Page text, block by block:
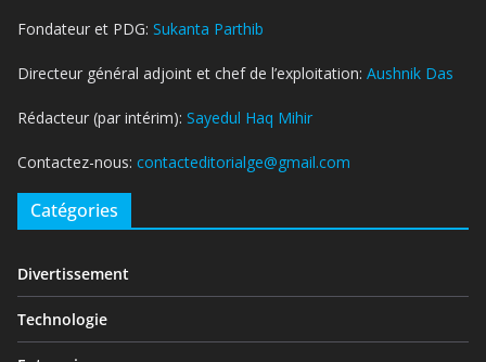
Fondateur et PDG: Sukanta Parthib
Directeur général adjoint et chef de l’exploitation: Aushnik Das
Rédacteur (par intérim): Sayedul Haq Mihir
Contactez-nous: contacteditorialge@gmail.com
Catégories
Divertissement
Technologie